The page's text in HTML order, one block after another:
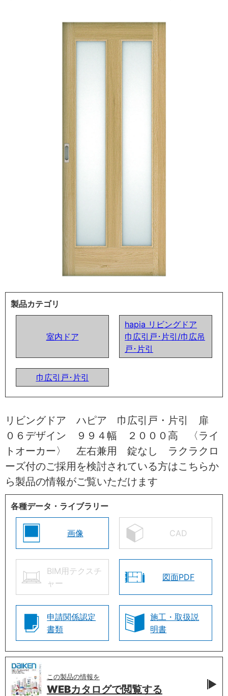
製品カテゴリ
室内ドア
hapia リビングドア
巾広引戸･片引/巾広吊
戸･片引
巾広引戸･片引
リビングドア ハピア 巾広引戸・片引 扉
０６デザイン ９９４幅 ２０００高 〈ライ
トオーカー〉 左右兼用 錠なし ラクラクロ
ーズ付のご採用を検討されている方はこちらか
ら製品の情報がご覧いただけます
各種データ・ライブラリー
画像 CAD
BIM用テクスチ
ャー
図面PDF
申請関係認定
書類
施工・取扱説
明書
この製品の情報を
WEBカタログで閲覧する